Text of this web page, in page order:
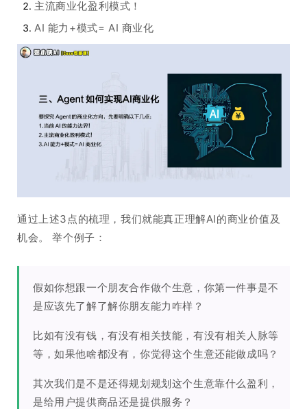
主流商业化盈利模式！
AI 能力+模式= AI 商业化
通过上述3点的梳理，我们就能真正理解AI的商业价值及
机会。 举个例子：
假如你想跟一个朋友合作做个生意，你第一件事是不
是应该先了解了解你朋友能力咋样？
比如有没有钱，有没有相关技能，有没有相关人脉等
等，如果他啥都没有，你觉得这个生意还能做成吗？
其次我们是不是还得规划规划这个生意靠什么盈利，
是给用户提供商品还是提供服务？